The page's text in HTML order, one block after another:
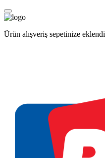
Ürün alışveriş sepetinize eklendi